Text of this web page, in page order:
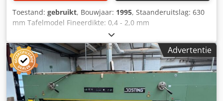
Toestand: gebruikt, Bouwjaar: 1995, Staanderuitslag: 630
mm Tafelmodel Fineerdikte: 0,4 - 2,0 mm
Doorvoersnelheid: ca. 7 m/min Bedrijfsspanning: 230 V
Afmetingen: 880 x 370 x 480 mm Gewicht: 35 kg
Opslaglocatie: Nattheim Djdpfxoy Hry Nj AdpsckAdvertentie